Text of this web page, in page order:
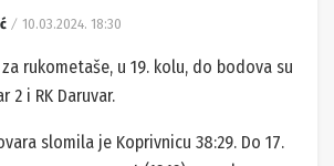
10.03.2024. 18:30
za rukometaše, u 19. kolu, do bodova su
2 i RK Daruvar.
slomila je Koprivnicu 38:29. Do 17.